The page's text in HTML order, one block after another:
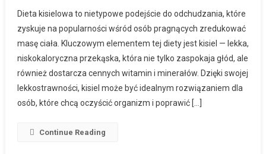
Dieta kisielowa to nietypowe podejście do odchudzania, które
zyskuje na popularności wśród osób pragnących zredukować
masę ciała. Kluczowym elementem tej diety jest kisiel — lekka,
niskokaloryczna przekąska, która nie tylko zaspokaja głód, ale
również dostarcza cennych witamin i minerałów. Dzięki swojej
lekkostrawności, kisiel może być idealnym rozwiązaniem dla
osób, które chcą oczyścić organizm i poprawić […]
Continue Reading